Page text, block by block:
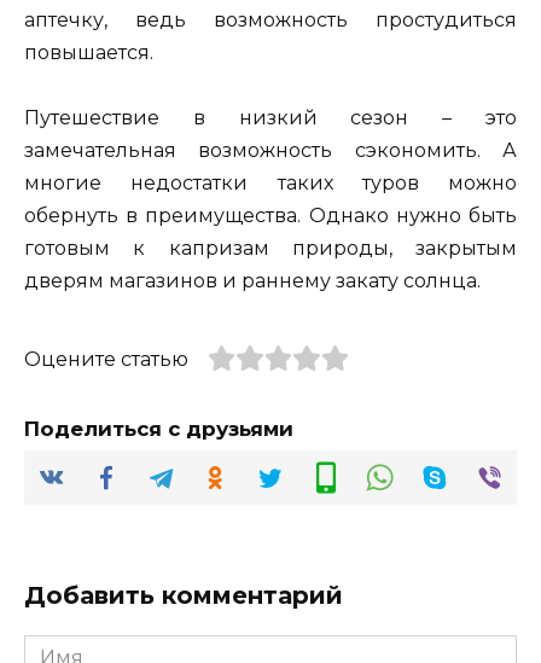
аптечку, ведь возможность простудиться
повышается.
Путешествие в низкий сезон – это
замечательная возможность сэкономить. А
многие недостатки таких туров можно
обернуть в преимущества. Однако нужно быть
готовым к капризам природы, закрытым
дверям магазинов и раннему закату солнца.
Оцените статью
Поделиться с друзьями
Добавить комментарий
Имя